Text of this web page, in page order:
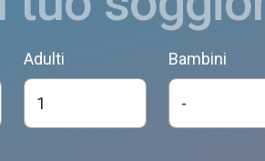
Adulti Bambini